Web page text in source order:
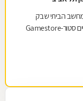
הביתי שבק
חיים? מעבדת התיקונים של גיים סטור-Gamestore